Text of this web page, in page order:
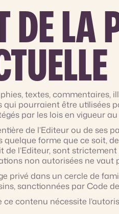
DE LA
textes, commentaires,
pourraient être utilisées
par les lois en vigueur
de l’Editeur ou de ses
forme que ce soit,
de l’Editeur, sont
non autorisées ne
privé dans un cercle de
sanctionnées par Code
contenu nécessite